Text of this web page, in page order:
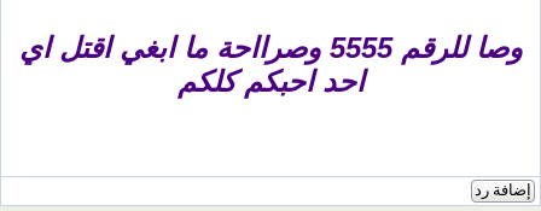
وصا للرقم 5555 وصرااحة ما ابغي اقتل اي
احد احبكم كلكم